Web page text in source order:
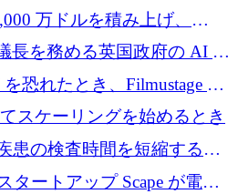
万ポンドの資金調達でス
万ドルを積み上げ、
万ユーロの基金を立ち上
れる
長を務める英国政府の AI タ
足
恐れたとき、Filmustage は
ダクションに賭けました
スケーリングを始めるとき
患の検査時間を短縮する英
挑戦者が1900万ドルを獲得
タートアップ Scape が電子